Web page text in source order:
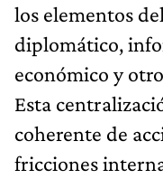
los elementos
diplomático,
económico y
Esta
coherente de
fricciones